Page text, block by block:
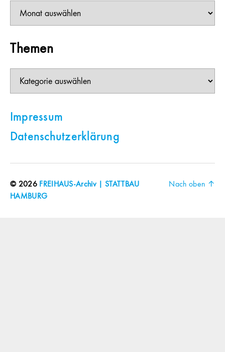
Themen
Impressum
Datenschutzerklärung
© 2026 FREIHAUS-Archiv | STATTBAU
HAMBURG
Nach oben ↑